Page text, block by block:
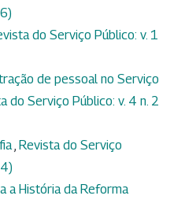
do Serviço Público: v. 1
de pessoal no Serviço
do Serviço Público: v. 4 n. 2
, Revista do Serviço
a História da Reforma